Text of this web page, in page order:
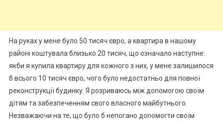
На руках у мене було 50 тисяч євро, а квартира в нашому
районі коштувала близько 20 тисяч, що означало наступне:
якби я куnила квартиру для кожного з них, у мене залишилося
б всього 10 тисяч євро, чого було недостатньо для повної
реконструкції будинку. Я розриваюсь між доnомогою своїм
дітям та забезпеченням свого власного майбутнього.
Незважаючи на те, що було б непогано доnомогти своїм